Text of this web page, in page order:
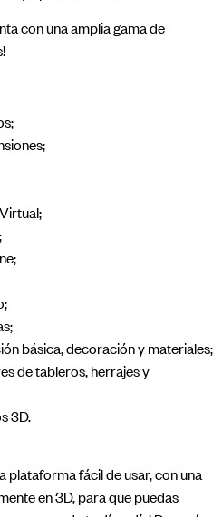
con una amplia gama de
básica, decoración y materiales;
de tableros, herrajes y
3D.
plataforma fácil de usar, con una
en 3D, para que puedas